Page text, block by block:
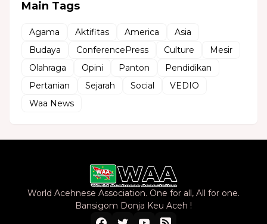
Main Tags
Agama Aktifitas America
Asia
Budaya
ConferencePress Culture
Mesir
Olahraga
Opini Panton
Pendidikan
Pertanian
Sejarah Social
VEDIO
Waa News
World Acehnese Association. One for all, All for one.
Bansigom Donja Keu Aceh !